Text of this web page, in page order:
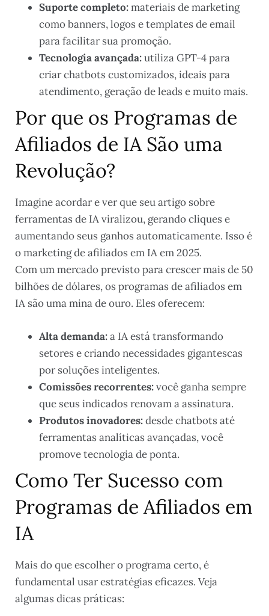
Suporte completo:materiais de marketing
como banners, logos e templates de email
para facilitar sua promoção.
Tecnologia avançada:utiliza GPT-4 para
criar chatbots customizados, ideais para
atendimento, geração de leads e muito mais.
Por que os Programas de
Afiliados de IA São uma
Revolução?
Imagine acordar e ver que seu artigo sobre
ferramentas de IA viralizou, gerando cliques e
aumentando seus ganhos automaticamente. Isso é
o marketing de afiliados em IA em 2025.
Com um mercado previsto para crescer mais de 50
bilhões de dólares, os programas de afiliados em
IA são uma mina de ouro. Eles oferecem:
Alta demanda:a IA está transformando
setores e criando necessidades gigantescas
por soluções inteligentes.
Comissões recorrentes:você ganha sempre
que seus indicados renovam a assinatura.
Produtos inovadores:desde chatbots até
ferramentas analíticas avançadas, você
promove tecnologia de ponta.
Como Ter Sucesso com
Programas de Afiliados em
IA
Mais do que escolher o programa certo, é
fundamental usar estratégias eficazes. Veja
algumas dicas práticas: